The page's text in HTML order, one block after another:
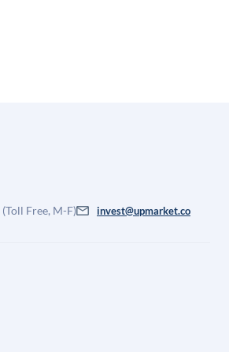
(Toll Free, M-F) invest@upmarket.co